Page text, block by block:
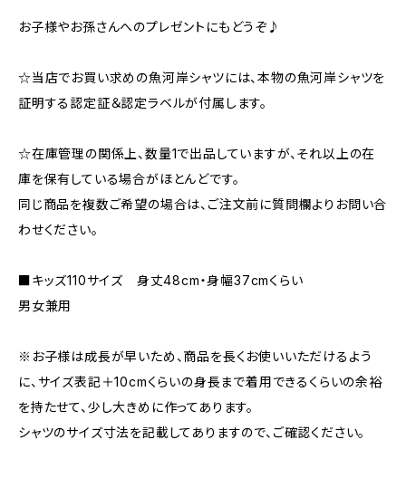
お子様やお孫さんへのプレゼントにもどうぞ♪
☆当店でお買い求めの魚河岸シャツには、本物の魚河岸シャツを
証明する認定証＆認定ラベルが付属します。
☆在庫管理の関係上、数量1で出品していますが、それ以上の在
庫を保有している場合がほとんどです。
同じ商品を複数ご希望の場合は、ご注文前に質問欄よりお問い合
わせください。
■キッズ110サイズ 身丈48cm・身幅37cmくらい
男女兼用
※お子様は成長が早いため、商品を長くお使いいただけるよう
に、サイズ表記＋10cmくらいの身長まで着用できるくらいの余裕
を持たせて、少し大きめに作ってあります。
シャツのサイズ寸法を記載してありますので、ご確認ください。